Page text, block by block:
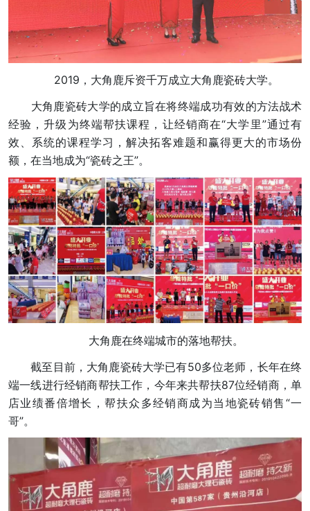
2019，大角鹿斥资千万成立大角鹿瓷砖大学。
大角鹿瓷砖大学的成立旨在将终端成功有效的方法战术
经验，升级为终端帮扶课程，让经销商在“大学里”通过有
效、系统的课程学习，解决拓客难题和赢得更大的市场份
额，在当地成为“瓷砖之王”。
大角鹿在终端城市的落地帮扶。
截至目前，大角鹿瓷砖大学已有50多位老师，长年在终
端一线进行经销商帮扶工作，今年来共帮扶87位经销商，单
店业绩番倍增长，帮扶众多经销商成为当地瓷砖销售“一
哥”。